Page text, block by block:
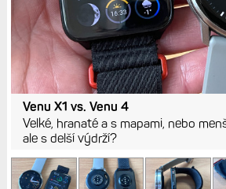
Venu X1 vs. Venu 4
Velké, hranaté a s mapami, nebo
ale s delší výdrží?